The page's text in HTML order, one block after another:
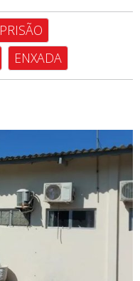
PRISÃO
ENXADA